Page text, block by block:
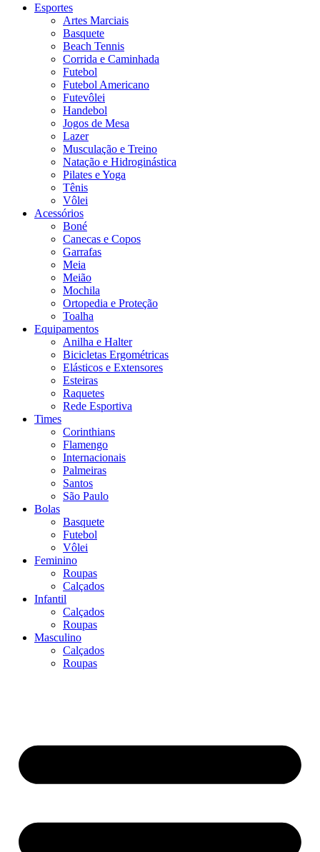
Esportes
Artes Marciais
Basquete
Beach Tennis
Corrida e Caminhada
Futebol
Futebol Americano
Futevôlei
Handebol
Jogos de Mesa
Lazer
Musculação e Treino
Natação e Hidroginástica
Pilates e Yoga
Tênis
Vôlei
Acessórios
Boné
Canecas e Copos
Garrafas
Meia
Meião
Mochila
Ortopedia e Proteção
Toalha
Equipamentos
Anilha e Halter
Bicicletas Ergométricas
Elásticos e Extensores
Esteiras
Raquetes
Rede Esportiva
Times
Corinthians
Flamengo
Internacionais
Palmeiras
Santos
São Paulo
Bolas
Basquete
Futebol
Vôlei
Feminino
Roupas
Calçados
Infantil
Calçados
Roupas
Masculino
Calçados
Roupas